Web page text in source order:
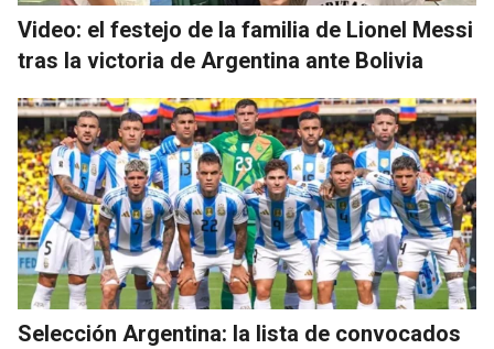
Video: el festejo de la familia de Lionel Messi
tras la victoria de Argentina ante Bolivia
Selección Argentina: la lista de convocados